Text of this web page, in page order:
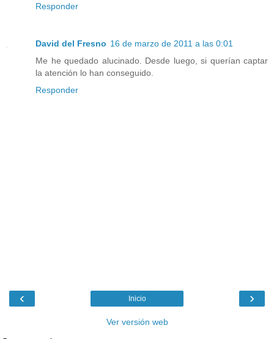
Responder
David del Fresno 16 de marzo de 2011 a las 0:01
Me he quedado alucinado. Desde luego, si querían captar
la atención lo han conseguido.
Responder
‹ ›
Inicio
Ver versión web